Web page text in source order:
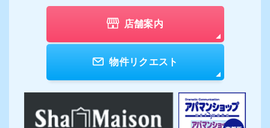
店舗案内
物件リクエスト